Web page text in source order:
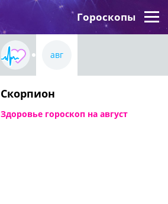
Гороскопы
авг
Скорпион
Здоровье гороскоп на август